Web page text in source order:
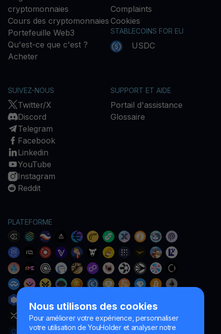
Nous utilisons des cookies
Pour améliorer votre expérience, personnaliser
votre utilisation de YouHolder et analyser notre
cryptomonnaies
Cours des cryptomonnaies
Portefeuille Web3
Qu'est-ce que c'est ?
Acheter
Complaints
Cookies
STABLECOINS FOR EU
USDC
SUIVEZ-NOUS
Twitter/X
Discord
Telegram
Facebook
Linkedin
YouTube
Instagram
Reddit
SUPPORT ET AIDE
Portail d'assistance
Glossaire
PLATEFORME